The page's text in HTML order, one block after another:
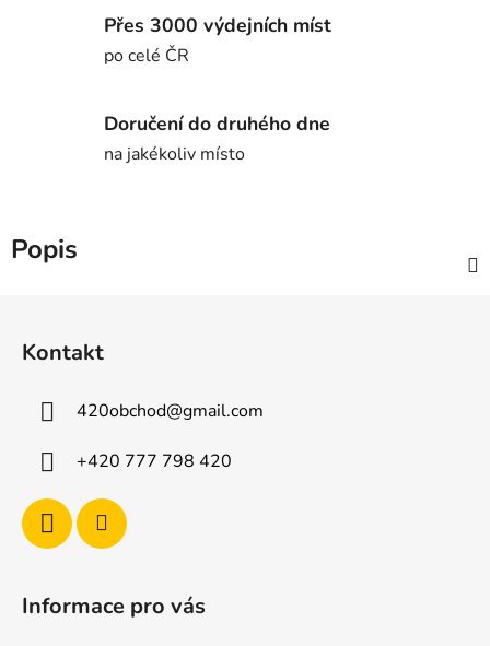
Přes 3000 výdejních míst
po celé ČR
Doručení do druhého dne
na jakékoliv místo
Popis
Kontakt
420obchod@gmail.com
+420 777 798 420
Informace pro vás